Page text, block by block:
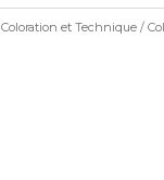
Coloration et Technique